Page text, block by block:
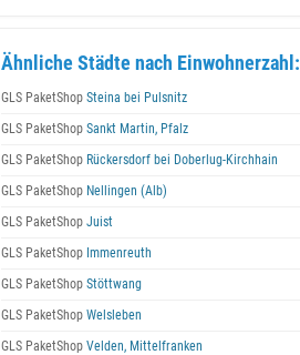
Ähnliche Städte nach Einwohnerzahl:
GLS PaketShop Steina bei Pulsnitz
GLS PaketShop Sankt Martin, Pfalz
GLS PaketShop Rückersdorf bei Doberlug-Kirchhain
GLS PaketShop Nellingen (Alb)
GLS PaketShop Juist
GLS PaketShop Immenreuth
GLS PaketShop Stöttwang
GLS PaketShop Welsleben
GLS PaketShop Velden, Mittelfranken